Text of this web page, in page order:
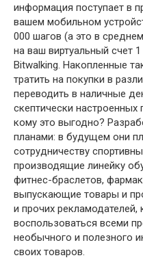
информация поступает в
вашем мобильном
000 шагов (а это в
на ваш виртуальный счет
Bitwalking. Накопленные
тратить на покупки в
переводить в наличные
скептически
кому это выгодно?
планами: в будущем они
сотрудничеству
производящие линейку
фитнес-браслетов,
выпускающие товары и
и прочих рекламодателей,
воспользоваться всеми
необычного и полезного
своих товаров.